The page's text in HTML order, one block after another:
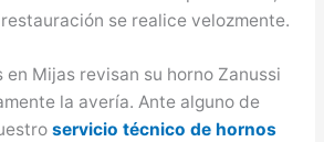
se realice velozmente.
Mijas revisan su horno Zanussi
la avería. Ante alguno de
servicio técnico de hornos